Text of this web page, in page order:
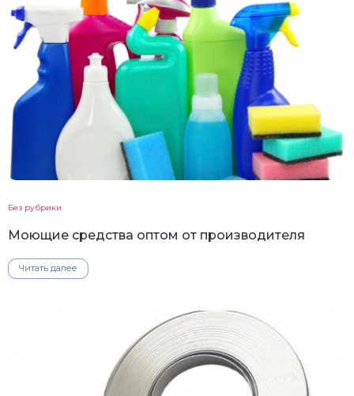
Без рубрики
Моющие средства оптом от производителя
Читать далее